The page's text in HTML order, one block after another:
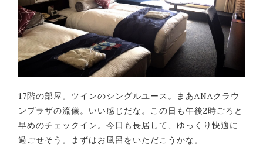
17階の部屋。ツインのシングルユース。まあANAクラウ
ンプラザの流儀。いい感じだな。この日も午後2時ごろと
早めのチェックイン。今日も長居して、ゆっくり快適に
過ごせそう。まずはお風呂をいただこうかな。